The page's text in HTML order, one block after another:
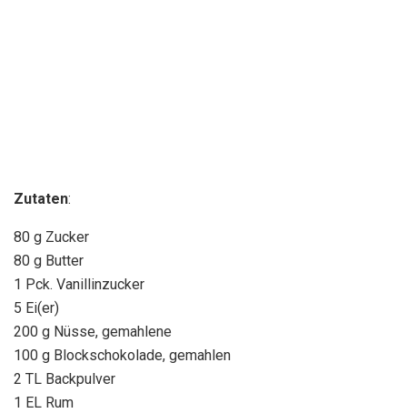
Zutaten:
80 g Zucker
80 g Butter
1 Pck. Vanillinzucker
5 Ei(er)
200 g Nüsse, gemahlene
100 g Blockschokolade, gemahlen
2 TL Backpulver
1 EL Rum